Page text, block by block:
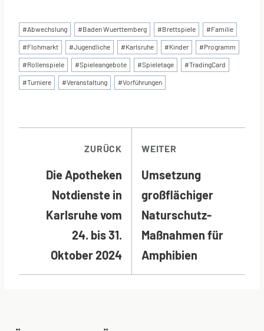
Schlagworte:
#Abwechslung #Baden Wuerttemberg #Brettspiele #Familie
#Flohmarkt #Jugendliche #Karlsruhe #Kinder #Programm
#Rollenspiele #Spieleangebote #Spieletage #TradingCard
#Turniere #Veranstaltung #Vorführungen
ZURÜCK
Die Apotheken
Notdienste in
Karlsruhe vom
24. bis 31.
Oktober 2024
WEITER
Umsetzung
großflächiger
Naturschutz-
Maßnahmen für
Amphibien